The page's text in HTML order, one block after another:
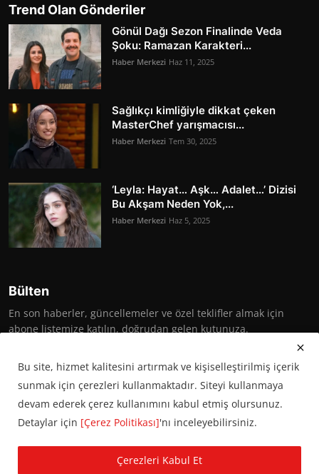
Trend Olan Gönderiler
Gönül Dağı Sezon Finalinde Veda
Şoku: Ramazan Karakteri...
Haber Merkezi Haz 11, 2025
Sağlıkçı kimliğiyle dikkat çeken
MasterChef yarışmacısı...
Haber Merkezi Tem 30, 2025
‘Leyla: Hayat… Aşk… Adalet…’ Dizisi
Bu Akşam Neden Yok,...
Haber Merkezi Haz 5, 2025
Bülten
En son haberler, güncellemeler ve özel teklifler almak için
abone listemize katılın, doğrudan gelen kutunuza.
Abone Ol
KVKK Aydınlatma Metni
Bu site, hizmet kalitesini artırmak ve kişiselleştirilmiş içerik
sunmak için çerezleri kullanmaktadır. Siteyi kullanmaya
devam ederek çerez kullanımını kabul etmiş olursunuz.
Detaylar için [Çerez Politikası]'nı inceleyebilirsiniz.
Çerezleri Kabul Et